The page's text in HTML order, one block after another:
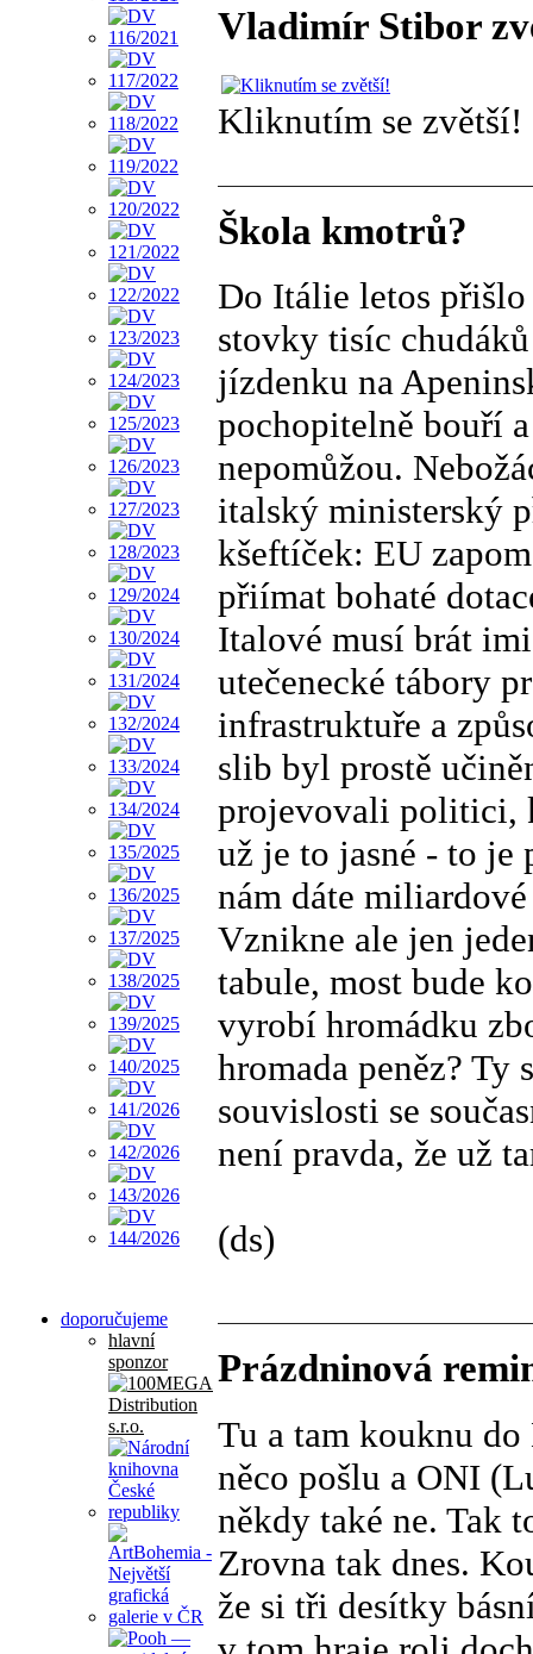
doporučujeme
hlavní
sponzor
Vladimír Stibor
Kliknutím se zvětší!
Škola kmotrů?
Do Itálie letos
stovky tisíc
jízdenku na
pochopitelně bouří
nepomůžou.
italský ministerský
kšeftíček: EU
přiímat bohaté
Italové musí brát
utečenecké tábory
infrastruktuře a
slib byl prostě
projevovali politici,
už je to jasné - to je
nám dáte
Vznikne ale jen
tabule, most bude
vyrobí hromádku
hromada peněz?
souvislosti se
není pravda, že už
(ds)
Prázdninová
Tu a tam kouknu
něco pošlu a ONI
někdy také ne. Tak
Zrovna tak dnes.
že si tři desítky